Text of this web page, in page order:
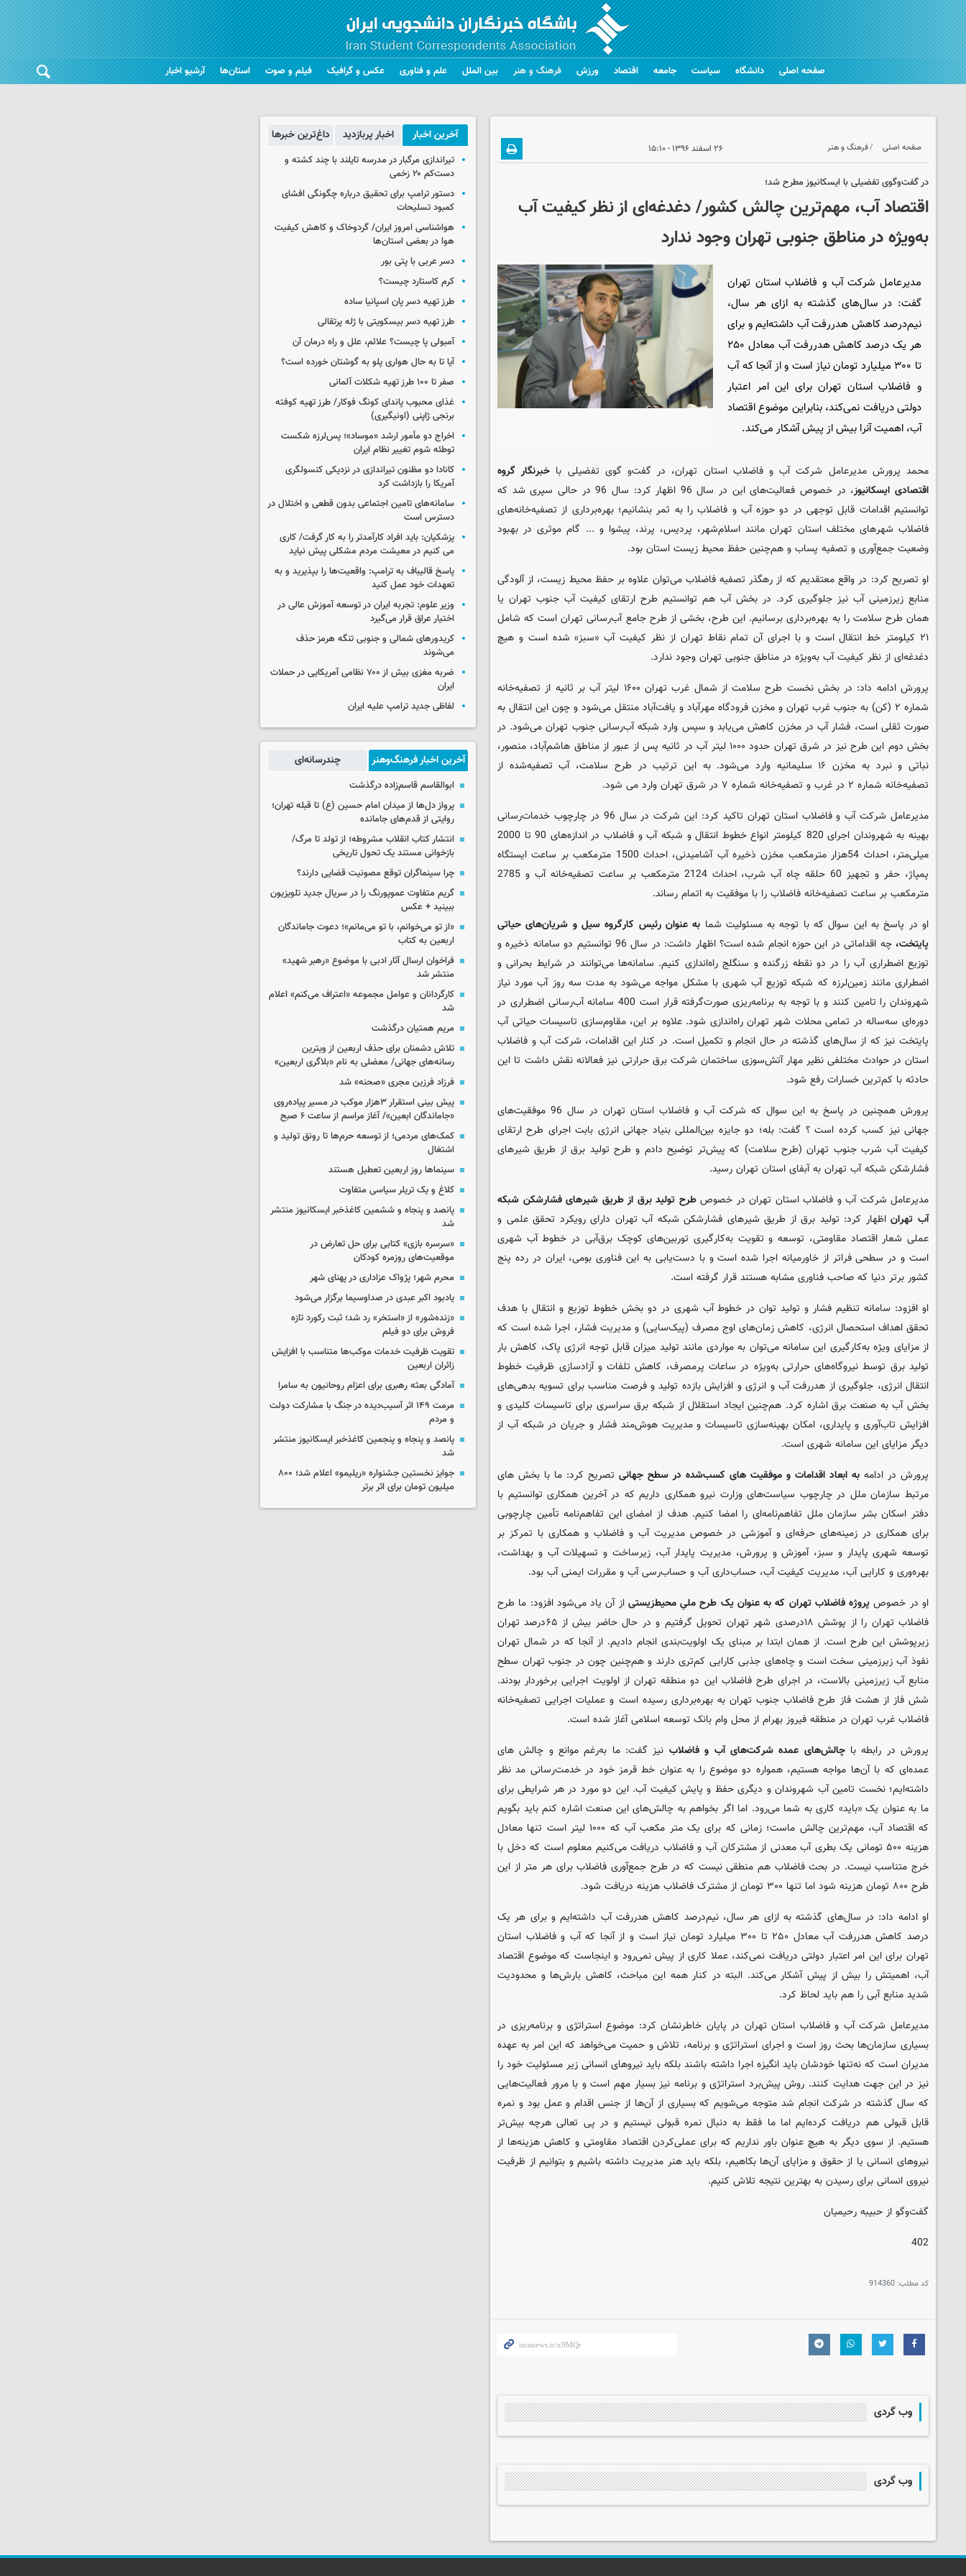
صفحه اصلی دانشگاه سیاست جامعه اقتصاد ورزش فرهنگ و هنر بین الملل علم و فناوری عکس و گرافیک فیلم و صوت استان‌ها آرشیو اخبار
صفحه اصلی فرهنگ و هنر ۲۶ اسفند ۱۳۹۶ - ۱۵:۱۰
در گفت‌وگوی تفضیلی با ایسکانیوز مطرح شد؛
اقتصاد آب، مهم‌ترین چالش کشور/ دغدغه‌ای از نظر کیفیت آب
به‌ویژه در مناطق جنوبی تهران وجود ندارد
مدیرعامل شرکت آب و فاضلاب استان تهران
گفت: در سال‌های گذشته به ازای هر سال،
نیم‌درصد کاهش هدررفت آب داشته‌ایم و برای
هر یک درصد کاهش هدررفت آب معادل ۲۵۰
تا ۳۰۰ میلیارد تومان نیاز است و از آنجا که آب
و فاضلاب استان تهران برای این امر اعتبار
دولتی دریافت نمی‌کند، بنابراین موضوع اقتصاد
آب، اهمیت آنرا بیش از پیش آشکار می‌کند.
محمد پرورش مدیرعامل شرکت آب و فاضلاب استان تهران، در گفت‌و گوی تفضیلی با خبرنگار گروه
اقتصادی ایسکانیوز
، در خصوص فعالیت‌های این در سال 96 اظهار کرد: سال 96 در حالی سپری شد که
توانستیم اقدامات قابل توجهی در دو حوزه آب و فاضلاب را به ثمر بنشانیم؛ بهره‌برداری از تصفیه‌خانه‌های
فاضلاب شهرهای مختلف استان تهران مانند اسلام‌شهر، پردیس، پرند، پیشوا و ... گام موثری در بهبود
وضعیت جمع‌آوری و تصفیه پساب و هم‌چنین حفظ محیط زیست استان بود.
او تصریح کرد: در واقع معتقدیم که از رهگذر تصفیه فاضلاب می‌توان علاوه بر حفظ محیط زیست، از آلودگی
منابع زیرزمینی آب نیز جلوگیری کرد. در بخش آب هم توانستیم طرح ارتقای کیفیت آب جنوب تهران یا
همان طرح سلامت را به بهره‌برداری برسانیم. این طرح، بخشی از طرح جامع آب‌رسانی تهران است که شامل
٢١ کیلومتر خط انتقال است و با اجرای آن تمام نقاط تهران از نظر کیفیت آب «سبز» شده است و هیچ
دغدغه‌ای از نظر کیفیت آب به‌ویژه در مناطق جنوبی تهران وجود ندارد.
پرورش ادامه داد: در بخش نخست طرح سلامت از شمال غرب تهران ۱۶۰۰ لیتر آب بر ثانیه از تصفیه‌خانه
شماره ۲ (کن) به جنوب غرب تهران و مخزن فرودگاه مهرآباد و یافت‌آباد منتقل می‌شود و چون این انتقال به
صورت ثقلی است، فشار آب در مخزن کاهش می‌یابد و سپس وارد شبکه آب‌رسانی جنوب تهران می‌شود. در
بخش دوم این طرح نیز در شرق تهران حدود ۱۰۰۰ لیتر آب در ثانیه پس از عبور از مناطق هاشم‌آباد، منصور،
نباتی و نبرد به مخزن ۱۶ سلیمانیه وارد‌ می‌شود. به این ترتیب در طرح سلامت، آب تصفیه‌شده از
تصفیه‌خانه شماره ۲ در غرب و تصفیه‌خانه شماره ۷ در شرق تهران وارد می شود.
مدیرعامل شرکت آب و فاضلاب استان تهران تاکید کرد: این شرکت در سال 96 در چارچوب خدمات‌رسانی
بهینه به شهروندان اجرای 820 کیلومتر انواع خطوط انتقال و شبکه آب و فاضلاب در اندازه‌های 90 تا 2000
میلی‌متر، احداث 54هزار مترمکعب مخزن ذخیره آب آشامیدنی، احداث 1500 مترمکعب بر ساعت ایستگاه
پمپاژ، حفر و تجهیز 60 حلقه چاه آب شرب، احداث 2124 مترمکعب بر ساعت تصفیه‌خانه آب و 2785
مترمکعب بر ساعت تصفیه‌خانه فاضلاب را با موفقیت به اتمام رساند.
او در پاسخ به این سوال که با توجه به مسئولیت شما به عنوان رئیس کارگروه سیل و شریان‌های حیاتی
پایتخت،
چه اقداماتی در این حوزه انجام شده است؟ اظهار داشت: در سال 96 توانستیم دو سامانه ذخیره و
توزیع اضطراری آب را در دو نقطه زرگنده و سنگلج راه‌اندازی کنیم. سامانه‌ها می‌توانند در شرایط بحرانی و
اضطراری مانند زمین‌لرزه که شبکه توزیع آب شهری با مشکل مواجه می‌شود به مدت سه روز آب مورد نیاز
شهروندان را تامین کنند و با توجه به برنامه‌ریزی صورت‌گرفته قرار است 400 سامانه آب‌رسانی اضطراری در
دوره‌ای سه‌ساله در تمامی محلات شهر تهران راه‌اندازی شود. علاوه بر این، مقاوم‌سازی تاسیسات حیاتی آب
پایتخت نیز که از سال‌های گذشته در حال انجام و تکمیل است. در کنار این اقدامات، شرکت آب و فاضلاب
استان در حوادث مختلفی نظیر مهار آتش‌سوزی ساختمان شرکت برق حرارتی نیز فعالانه نقش داشت تا این
حادثه با کم‌ترین خسارات رفع شود.
پرورش همچنین در پاسخ به این سوال که شرکت آب و فاضلاب استان تهران در سال 96 موفقیت‌های
جهانی نیز کسب کرده است ؟ گفت: بله؛ دو جایزه بین‌المللی بنیاد جهانی انرژی بابت اجرای طرح ارتقای
کیفیت آب شرب جنوب تهران (طرح سلامت) که پیش‌تر توضیح دادم و طرح تولید برق از طریق شیرهای
فشارشکن شبکه آب تهران به آبفای استان تهران رسید.
مدیرعامل شرکت آب و فاضلاب استان تهران در خصوصطرح تولید برق از طریق شیرهای فشارشکن شبکه
آب تهراناظهار کرد: تولید برق از طریق شیرهای فشارشکن شبکه آب تهران دارای رویکرد تحقق علمی و
عملی شعار اقتصاد مقاومتی، توسعه و تقویت به‌کارگیری توربین‌های کوچک برق‌آبی در خطوط آب شهری
است و در سطحی فراتر از خاورمیانه اجرا شده است و با دست‌یابی به این فناوری بومی، ایران در رده پنج
کشور برتر دنیا که صاحب فناوری مشابه هستند قرار گرفته است.
او افزود: سامانه تنظیم فشار و تولید توان در خطوط آب شهری در دو بخش خطوط توزیع و انتقال با هدف
تحقق اهداف استحصال انرژی، کاهش زمان‌های اوج مصرف (پیک‌سایی) و مدیریت فشار، اجرا شده است که
از مزایای ویژه به‌کارگیری این سامانه می‌توان به مواردی مانند تولید میزان قابل توجه انرژی پاک، کاهش بار
تولید برق توسط نیروگاه‌های حرارتی به‌ویژه در ساعات پرمصرف، کاهش تلفات و آزادسازی ظرفیت خطوط
انتقال انرژی، جلوگیری از هدررفت آب و انرژی و افزایش بازده تولید و فرصت مناسب برای تسویه بدهی‌های
بخش آب به صنعت برق اشاره کرد. هم‌چنین ایجاد استقلال از شبکه برق سراسری برای تاسیسات کلیدی و
افزایش تاب‌آوری و پایداری، امکان بهینه‌سازی تاسیسات و مدیریت هوش‌مند فشار و جریان در شبکه آب از
دیگر مزایای این سامانه شهری است.
پرورش در ادامه به ابعاد اقدامات و موفقیت های کسب‌شده در سطح جهانی تصریح کرد: ما با بخش های
مرتبط سازمان ملل در چارچوب سیاست‌های وزارت نیرو همکاری داریم که در آخرین همکاری توانستیم با
دفتر اسکان بشر سازمان ملل تفاهم‌نامه‌ای را امضا کنیم. هدف از امضای این تفاهم‌نامه تأمین چارچوبی
برای همکاری در زمینه‌های حرفه‌ای و آموزشی در خصوص مدیریت آب و فاضلاب و همکاری با تمرکز بر
توسعه شهری پایدار و سبز، آموزش و پرورش، مدیریت پایدار آب، زیرساخت و تسهیلات آب و بهداشت،
بهره‌وری و کارایی آب، مدیریت کیفیت آب، حساب‌داری آب و حساب‌رسی آب و مقررات ایمنی آب بود.
او در خصوصپروژه فاضلاب تهران که به عنوان یک طرح ملیِ محیط‌زیستیاز آن یاد می‌شود افزود: ما طرح
فاضلاب تهران را از پوشش ۱۸درصدی شهر تهران تحویل گرفتیم و در حال حاضر بیش از ۶۵درصد تهران
زیرپوشش این طرح است. از همان ابتدا بر مبنای یک اولویت‌بندی انجام دادیم. از آنجا که در شمال تهران
نفوذ آب زیرزمینی سخت است و چاه‌‌های جذبی کارایی کم‌تری دارند و هم‌چنین چون در جنوب تهران سطح
منابع آب زیرزمینی بالاست، در اجرای طرح فاضلاب این دو منطقه تهران از اولویت اجرایی برخوردار بودند.
شش فاز از هشت فاز طرح فاضلاب جنوب تهران به بهره‌برداری رسیده است و عملیات اجرایی تصفیه‌خانه
فاضلاب غرب تهران در منطقه فیروز بهرام از محل وام بانک توسعه اسلامی آغاز شده است.
پرورش در رابطه با چالش‌های عمده شرکت‌های آب و فاضلاب نیز گفت: ما به‌رغم موانع و چالش های
عمده‌ای که با آن‌ها مواجه هستیم، همواره دو موضوع را به عنوان خط قرمز خود در خدمت‌رسانی مد نظر
داشته‌ایم؛ نخست تامین آب شهروندان و دیگری حفظ و پایش کیفیت آب. این دو مورد در هر شرایطی برای
ما به عنوان یک «باید» کاری به شما می‌رود. اما اگر بخواهم به چالش‌های این صنعت اشاره کنم باید بگویم
که اقتصاد آب، مهم‌ترین چالش ماست؛ زمانی که برای یک متر مکعب آب که ۱۰۰۰ لیتر است تنها معادل
هزینه ۵۰۰ تومانی یک بطری آب معدنی از مشترکان آب و فاضلاب دریافت می‌کنیم معلوم است که دخل با
خرج متناسب نیست. در بحث فاضلاب هم منطقی نیست که در طرح جمع‌آوری فاضلاب برای هر متر از این
طرح ۸۰۰ تومان هزینه شود اما تنها ۳۰۰ تومان از مشترک فاضلاب هزینه دریافت شود.
او ادامه داد: در سال‌های گذشته به ازای هر سال، نیم‌درصد کاهش هدررفت آب داشته‌ایم و برای هر یک
درصد کاهش هدررفت آب معادل ۲۵۰ تا ۳۰۰ میلیارد تومان نیاز است و از آنجا که آب و فاضلاب استان
تهران برای این امر اعتبار دولتی دریافت نمی‌کند، عملا کاری از پیش نمی‌رود و اینجاست که موضوع اقتصاد
آب، اهمیتش را بیش از پیش آشکار می‌کند. البته در کنار همه این مباحث، کاهش بارش‌ها و محدودیت
شدید منابع آبی را هم باید لحاظ کرد.
مدیرعامل شرکت آب و فاضلاب استان تهران در پایان خاطرنشان کرد: موضوع استراتژی و برنامه‌ریزی در
بسیاری سازمان‌ها بحث روز است و اجرای استراتژی و برنامه، تلاش و حمیت می‌خواهد که این امر به عهده
مدیران است که نه‌تنها خودشان باید انگیزه اجرا داشته باشند بلکه باید نیروهای ‌انسانی زیر مسئولیت خود را
نیز در این جهت هدایت کنند. روش پیش‌برد استراتژی و برنامه نیز بسیار مهم است و با مرور فعالیت‌هایی
که سال گذشته در شرکت انجام شد متوجه می‌شویم که بسیاری از آن‌ها از جنس اقدام و عمل بود و نمره
قابل قبولی هم دریافت کرده‌ایم اما ما فقط به دنبال نمره قبولی نیستیم و در پی تعالی هرچه بیش‌تر
هستیم. از سوی دیگر به هیچ عنوان باور نداریم که برای عملی‌کردن اقتصاد مقاومتی و کاهش هزینه‌ها از
نیروهای انسانی یا از حقوق و مزایای آن‌ها بکاهیم، بلکه باید هنر مدیریت داشته باشیم و بتوانیم از ظرفیت
نیروی انسانی برای رسیدن به بهترین نتیجه تلاش کنیم.
گفت‌وگو از حبیبه رحیمیان
402
کد مطلب: 914360
وب گردی
وب گردی
آخرین اخبار اخبار پربازدید داغ‌ترین خبرها
تیراندازی مرگبار در مدرسه‌ تایلند با چند کشته و
دست‌کم ۲۰ زخمی
دستور ترامپ برای تحقیق درباره چگونگی افشای
کمبود تسلیحات
هواشناسی امروز ایران/ گردوخاک و کاهش کیفیت
هوا در بعضی استان‌ها
دسر عربی با پتی بور
کرم کاستارد چیست؟
طرز تهیه دسر پان اسپانیا ساده
طرز تهیه دسر بیسکویتی با ژله پرتقالی
آمبولی پا چیست؟ علائم، علل و راه درمان آن
آیا تا به حال هواری پلو به گوشتان خورده است؟
صفر تا ۱۰۰ طرز تهیه شکلات آلمانی
غذای محبوب پاندای کونگ فوکار/ طرز تهیه کوفته
برنجی ژاپنی (اونیگیری)
اخراج دو مأمور ارشد «موساد»؛ پس‌لرزه شکست
توطئه شوم تغییر نظام ایران
کانادا دو مظنون تیراندازی در نزدیکی کنسولگری
آمریکا را بازداشت کرد
سامانه‌های تامین اجتماعی بدون قطعی و اختلال در
دسترس است
پزشکیان: باید افراد کارآمدتر را به کار گرفت/ کاری
می کنیم در معیشت مردم مشکلی پیش نیاید
پاسخ قالیباف به ترامپ: واقعیت‌ها را بپذیرید و به
تعهدات خود عمل کنید
وزیر علوم: تجربه ایران در توسعه آموزش عالی در
اختیار عراق قرار می‌گیرد
کریدورهای شمالی و جنوبی تنگه هرمز حذف
می‌شوند
ضربه مغزی بیش از ۷۰۰ نظامی آمریکایی در حملات
ایران
لفاظی جدید ترامپ علیه ایران
آخرین اخبار فرهنگ‌وهنر چندرسانه‌ای
ابوالقاسم قاسم‌زاده درگذشت
پرواز دل‌ها از میدان امام حسین (ع) تا قبله تهران؛
روایتی از قدم‌های جامانده
انتشار کتاب انقلاب مشروطه؛ از تولد تا مرگ/
بازخوانی مستند یک تحول تاریخی
چرا سینماگران توقع مصونیت قضایی دارند؟
گریم متفاوت عموپورنگ را در سریال جدید تلویزیون
ببینید + عکس
«از تو می‌خوانم، با تو می‌مانم»؛ دعوت جاماندگان
اربعین به کتاب
فراخوان ارسال آثار ادبی با موضوع «رهبر شهید»
منتشر شد
کارگردانان و عوامل مجموعه «اعتراف می‌کنم» اعلام
شد
مریم همتیان درگذشت
تلاش دشمنان برای حذف اربعین از ویترین
رسانه‌های جهانی/ معضلی به نام «بلاگری اربعین»
فرزاد فرزین مجری «صحنه» شد
پیش بینی استقرار ۳هزار موکب در مسیر پیاده‌روی
«جاماندگان ابعین»/ آغاز مراسم از ساعت ۶ صبح
کمک‌های مردمی؛ از توسعه حرم‌ها تا رونق تولید و
اشتغال
سینماها روز اربعین تعطیل هستند
کلاغ و یک تریلر سیاسی متفاوت
پانصد و پنجاه و ششمین کاغذخبر ایسکانیوز منتشر
شد
«سرسره بازی» کتابی برای حل تعارض در
موقعیت‌های روزمره کودکان
محرم شهر؛ پژواک عزاداری در پهنای شهر
یادبود اکبر عبدی در صداوسیما برگزار می‌شود
«زنده‌شور» از «استخر» رد شد؛ ثبت رکورد تازه
فروش برای دو فیلم
تقویت ظرفیت خدمات موکب‌ها متناسب با افزایش
زائران اربعین
آمادگی بعثه رهبری برای اعزام روحانیون به سامرا
مرمت ۱۴۹ اثر آسیب‌دیده در جنگ با مشارکت دولت
و مردم
پانصد و پنجاه و پنجمین کاغذخبر ایسکانیوز منتشر
شد
جوایز نخستین جشنواره «ریلیمو» اعلام شد؛ ۸۰۰
میلیون تومان برای اثر برتر